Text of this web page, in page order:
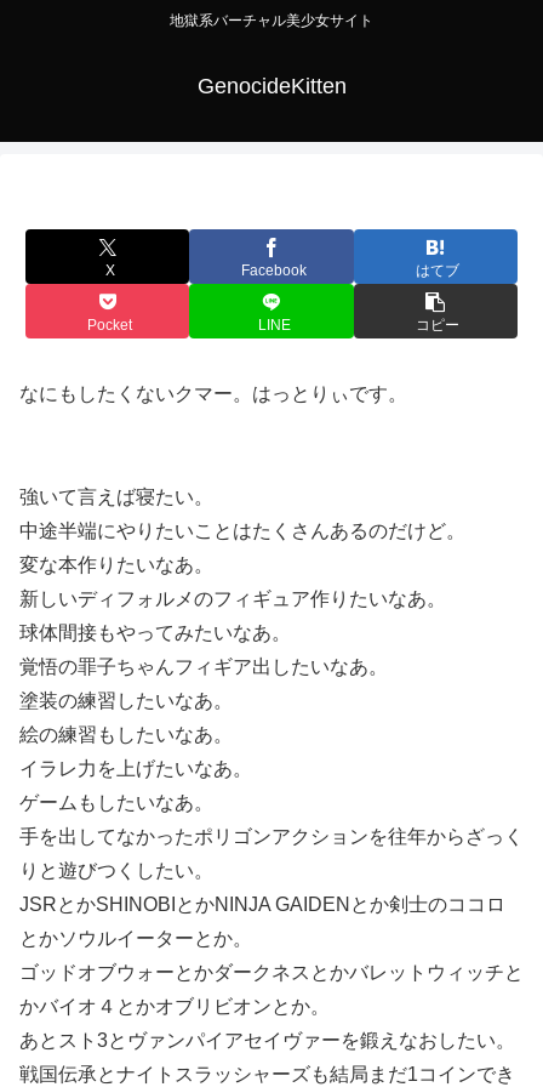
地獄系バーチャル美少女サイト
GenocideKitten
X Facebook はてブ
Pocket LINE コピー
なにもしたくないクマー。はっとりぃです。
強いて言えば寝たい。
中途半端にやりたいことはたくさんあるのだけど。
変な本作りたいなあ。
新しいディフォルメのフィギュア作りたいなあ。
球体間接もやってみたいなあ。
覚悟の罪子ちゃんフィギア出したいなあ。
塗装の練習したいなあ。
絵の練習もしたいなあ。
イラレ力を上げたいなあ。
ゲームもしたいなあ。
手を出してなかったポリゴンアクションを往年からざっく
りと遊びつくしたい。
JSRとかSHINOBIとかNINJA GAIDENとか剣士のココロ
とかソウルイーターとか。
ゴッドオブウォーとかダークネスとかバレットウィッチと
かバイオ４とかオブリビオンとか。
あとスト3とヴァンパイアセイヴァーを鍛えなおしたい。
戦国伝承とナイトスラッシャーズも結局まだ1コインでき